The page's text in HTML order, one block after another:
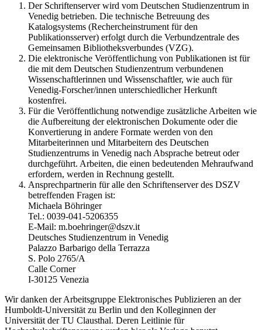
Der Schriftenserver wird vom Deutschen Studienzentrum in
Venedig betrieben. Die technische Betreuung des
Katalogsystems (Rechercheinstrument für den
Publikationsserver) erfolgt durch die Verbundzentrale des
Gemeinsamen Bibliotheksverbundes (VZG).
Die elektronische Veröffentlichung von Publikationen ist für
die mit dem Deutschen Studienzentrum verbundenen
Wissenschaftlerinnen und Wissenschaftler, wie auch für
Venedig-Forscher/innen unterschiedlicher Herkunft
kostenfrei.
Für die Veröffentlichung notwendige zusätzliche Arbeiten wie
die Aufbereitung der elektronischen Dokumente oder die
Konvertierung in andere Formate werden von den
Mitarbeiterinnen und Mitarbeitern des Deutschen
Studienzentrums in Venedig nach Absprache betreut oder
durchgeführt. Arbeiten, die einen bedeutenden Mehraufwand
erfordern, werden in Rechnung gestellt.
Ansprechpartnerin für alle den Schriftenserver des DSZV
betreffenden Fragen ist:
Michaela Böhringer
Tel.: 0039-041-5206355
E-Mail: m.boehringer@dszv.it
Deutsches Studienzentrum in Venedig
Palazzo Barbarigo della Terrazza
S. Polo 2765/A
Calle Corner
I-30125 Venezia
Wir danken der Arbeitsgruppe Elektronisches Publizieren an der
Humboldt-Universität zu Berlin und den Kolleginnen der
Universität der TU Clausthal. Deren Leitlinie für